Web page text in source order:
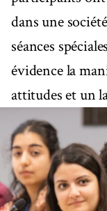
dans une
séances
évidence la
attitudes et un